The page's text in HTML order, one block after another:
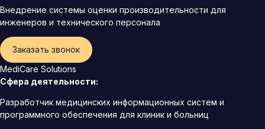
Внедрение системы оценки производительности для
инженеров и технического персонала
Заказать звонок
MediCare Solutions
Сфера деятельности:
Разработчик медицинских информационных систем и
программного обеспечения для клиник и больниц